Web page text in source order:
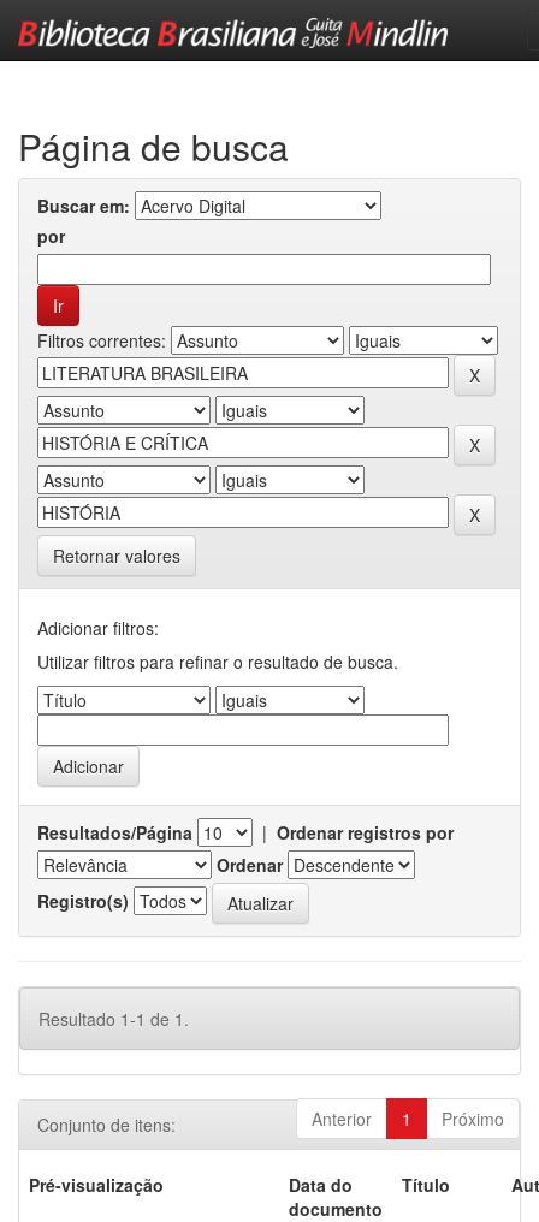
Página de busca
Buscar em:
por
Filtros correntes:
Retornar valores
Adicionar filtros:
Utilizar filtros para refinar o resultado de busca.
Resultados/Página | Ordenar registros por
Ordenar
Registro(s)
Resultado 1-1 de 1.
Anterior 1 Próximo
Conjunto de itens:
Pré-visualização
Data do
documento
Título